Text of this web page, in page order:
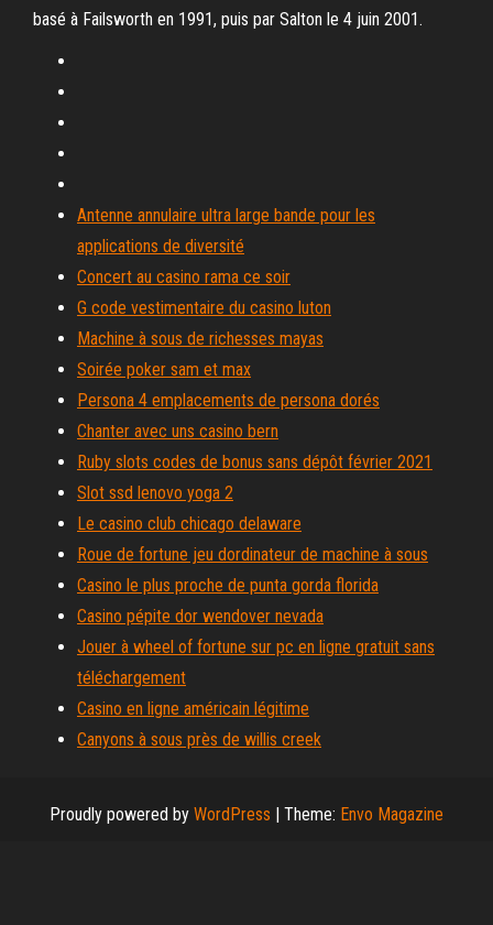
basé à Failsworth en 1991, puis par Salton le 4 juin 2001.
Antenne annulaire ultra large bande pour les
applications de diversité
Concert au casino rama ce soir
G code vestimentaire du casino luton
Machine à sous de richesses mayas
Soirée poker sam et max
Persona 4 emplacements de persona dorés
Chanter avec uns casino bern
Ruby slots codes de bonus sans dépôt février 2021
Slot ssd lenovo yoga 2
Le casino club chicago delaware
Roue de fortune jeu dordinateur de machine à sous
Casino le plus proche de punta gorda florida
Casino pépite dor wendover nevada
Jouer à wheel of fortune sur pc en ligne gratuit sans
téléchargement
Casino en ligne américain légitime
Canyons à sous près de willis creek
Proudly powered by WordPress | Theme: Envo Magazine